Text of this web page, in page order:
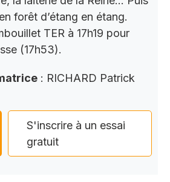
forêt d’étang en étang.
TER à 17h19 pour
(17h53).
: RICHARD Patrick
S'inscrire à un essai
gratuit